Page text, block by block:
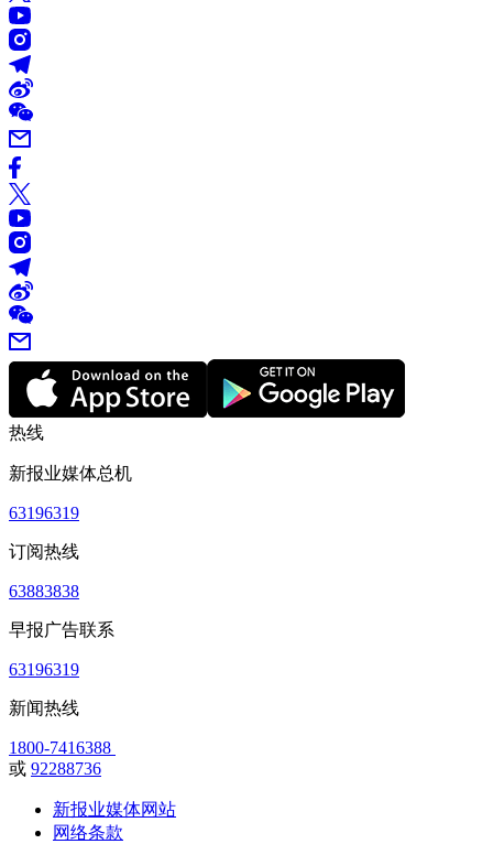
热线
新报业媒体总机
63196319
订阅热线
63883838
早报广告联系
63196319
新闻热线
1800-7416388
或 92288736
新报业媒体网站
网络条款